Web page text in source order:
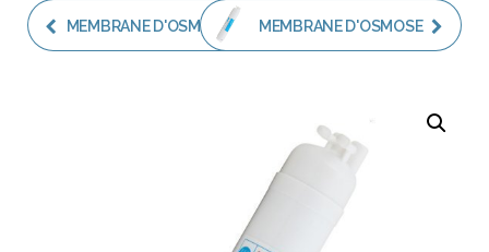
MEMBRANE D'OSMOSE MEMBRANE D'OSMOSE
ENCAPSULÉE